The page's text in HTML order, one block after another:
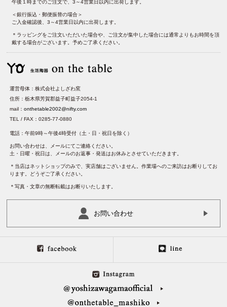
午後１時までのご注文で、3～4営業日以内に出荷します。
＜銀行振込・郵便振替の場合＞
ご入金確認後、3～4営業日以内に出荷します。
＊ラッピングをご注文いただいた場合や、ご注文が集中した場合には通常よりもお時間を頂
戴する場合がございます。予めご了承ください。
運営母体：株式会社よしざわ窯
住所：栃木県芳賀郡益子町益子2054-1
mail：onthetable2002@nifty.com
TEL / FAX：0285-77-0880
電話：午前9時～午後4時受付（土・日・祝日を除く）
お問い合わせは、メールにてご連絡ください。
土・日曜・祝日は、メールのお返事・発送はお休みとさせていただきます。
＊当店はネットショップのみで、実店舗はございません。作業場へのご来訪はお断りしてお
ります。どうぞご了承ください。
＊写真・文章の無断転載はお断りいたします。
お問い合わせ